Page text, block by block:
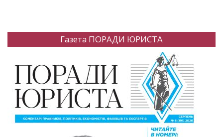
Газета ПОРАДИ ЮРИСТА